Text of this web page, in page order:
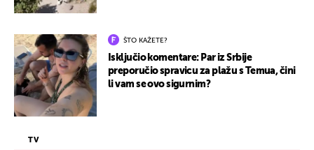
ŠTO KAŽETE?
Isključio komentare: Par iz Srbije
preporučio spravicu za plažu s Temua, čini
li vam se ovo sigurnim?
TV